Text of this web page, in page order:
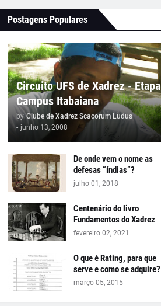
Postagens Populares
Circuito UFS de Xadrez - Etapa
Campus Itabaiana
by Clube de Xadrez Scacorum Ludus
- junho 13, 2008
De onde vem o nome as
defesas “índias”?
julho 01, 2018
Centenário do livro
Fundamentos do Xadrez
fevereiro 02, 2021
O que é Rating, para que
serve e como se adquire?
março 05, 2015